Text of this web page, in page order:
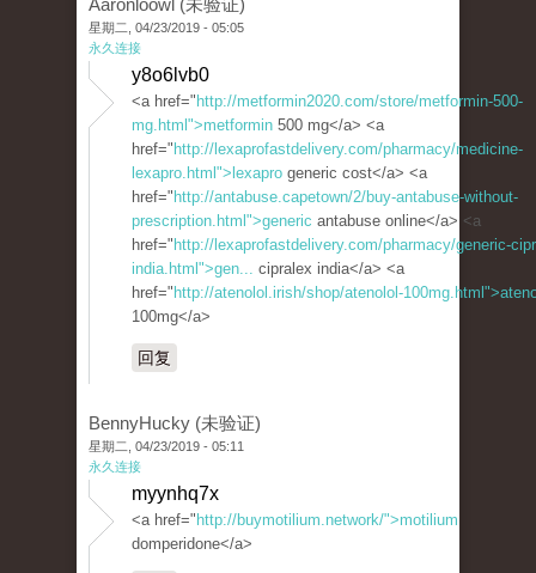
Aaronloowl (未验证)
星期二, 04/23/2019 - 05:05
永久连接
y8o6lvb0
<a href=" http://metformin2020.com/store/metformin-500-
mg.html">metformin 500 mg</a> <a
href=" http://lexaprofastdelivery.com/pharmacy/medicine-
lexapro.html">lexapro generic cost</a> <a
href=" http://antabuse.capetown/2/buy-antabuse-without-
prescription.html">generic antabuse online</a> <a
href=" http://lexaprofastdelivery.com/pharmacy/generic-
india.html">gen... cipralex india</a> <a
href=" http://atenolol.irish/shop/atenolol-
100mg</a>
回复
BennyHucky (未验证)
星期二, 04/23/2019 - 05:11
永久连接
myynhq7x
<a href=" http://buymotilium.network/">motilium
domperidone</a>